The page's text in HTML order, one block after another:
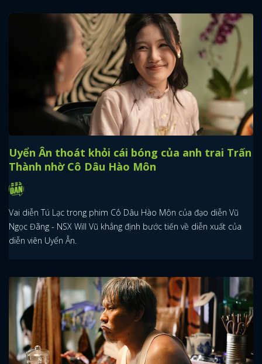
Uyển Ân thoát khỏi cái bóng của anh trai Trấn
Thành nhờ Cô Dâu Hào Môn
Vai diễn Tú Lạc trong phim Cô Dâu Hào Môn của đạo diễn Vũ
Ngọc Đãng - NSX Will Vũ khẳng định bước tiến về diễn xuất của
diễn viên Uyển Ân.